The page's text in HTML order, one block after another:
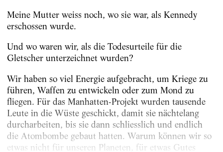
Meine Mutter weiss noch, wo sie war, als Kennedy
erschossen wurde.
Und wo waren wir, als die Todesurteile für die
Gletscher unterzeichnet wurden?
Wir haben so viel Energie aufgebracht, um Kriege zu
führen, Waffen zu entwickeln oder zum Mond zu
fliegen. Für das Manhatten-Projekt wurden tausende
Leute in die Wüste geschickt, damit sie nächtelang
durcharbeiten, bis sie dann schliesslich und endlich
die Atombombe gebaut hatten. Warum können wir so
etwas nicht für unseren Planeten, für etwas Gutes